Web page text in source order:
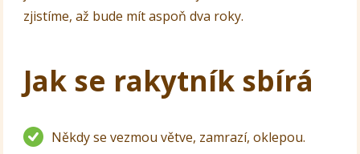
zjistíme, až bude mít aspoň dva roky.
Jak se rakytník sbírá
Někdy se vezmou větve, zamrazí, oklepou.